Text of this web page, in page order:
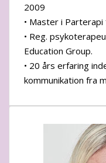
2009
• Master i
• Reg.
Education Group.
• 20 års erfaring
kommunikation fra